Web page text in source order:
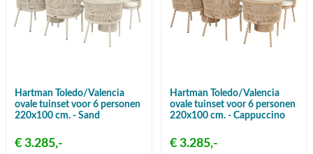
Hartman Toledo/Valencia
ovale tuinset voor 6 personen
220x100 cm. - Sand
€ 3.285,-
Hartman Toledo/Valencia
ovale tuinset voor 6 personen
220x100 cm. - Cappuccino
€ 3.285,-